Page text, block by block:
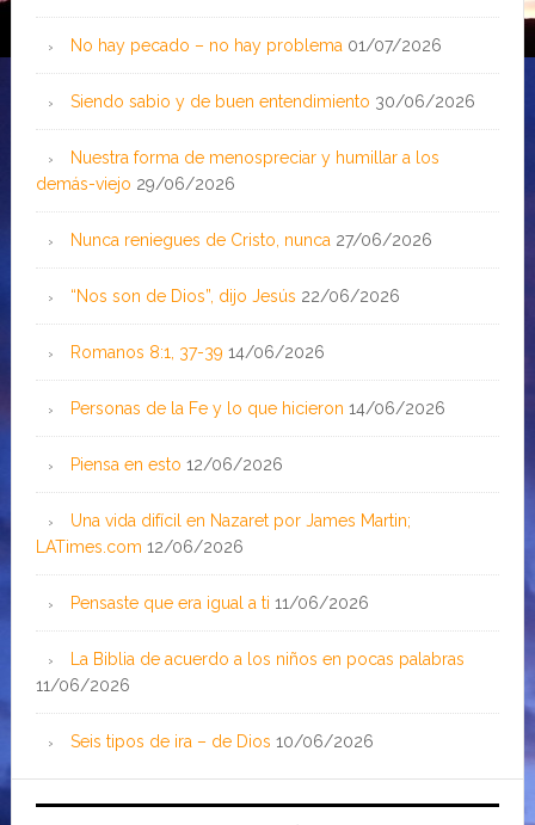
No hay pecado – no hay problema 01/07/2026
Siendo sabio y de buen entendimiento 30/06/2026
Nuestra forma de menospreciar y humillar a los
demás-viejo 29/06/2026
Nunca reniegues de Cristo, nunca 27/06/2026
“Nos son de Dios”, dijo Jesús 22/06/2026
Romanos 8:1, 37-39 14/06/2026
Personas de la Fe y lo que hicieron 14/06/2026
Piensa en esto 12/06/2026
Una vida difícil en Nazaret por James Martin;
LATimes.com 12/06/2026
Pensaste que era igual a ti 11/06/2026
La Biblia de acuerdo a los niños en pocas palabras
11/06/2026
Seis tipos de ira – de Dios 10/06/2026